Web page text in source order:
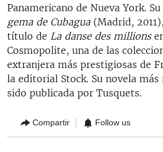
Panamericano de Nueva York.
gema de Cubagua(Madrid,
título de La danse des millions
Cosmopolite, una de las
extranjera más prestigiosas de
la editorial Stock. Su novela más
sido publicada por Tusquets.
Compartir Follow us